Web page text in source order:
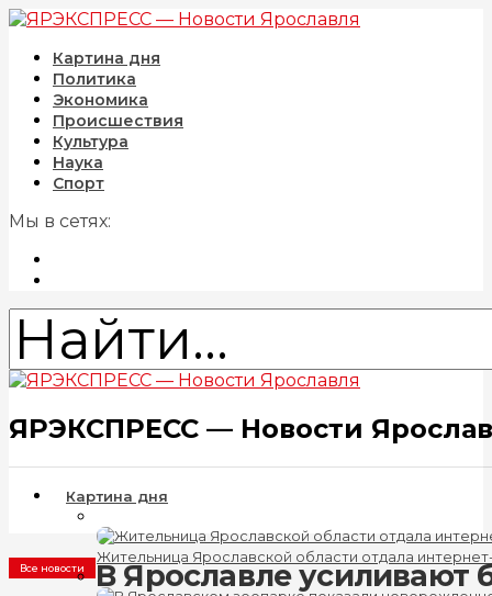
Картина дня
Политика
Экономика
Происшествия
Культура
Наука
Спорт
Мы в сетях:
ЯРЭКСПРЕСС — Новости
Картина дня
Жительница Ярославской области отдала
Все новости В Ярославле усиливают